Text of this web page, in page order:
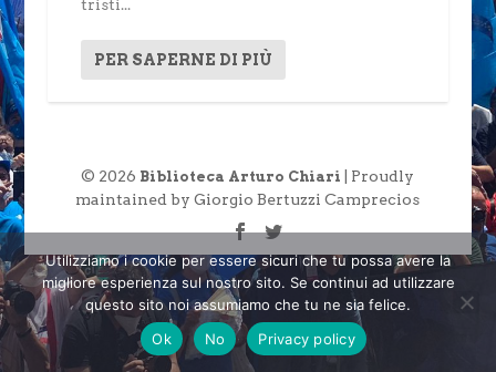
tristi...
PER SAPERNE DI PIÙ
© 2026 Biblioteca Arturo Chiari
| Proudly
maintained by Giorgio Bertuzzi Camprecios
Utilizziamo i cookie per essere sicuri che tu possa avere la
migliore esperienza sul nostro sito. Se continui ad utilizzare
questo sito noi assumiamo che tu ne sia felice.
Ok
No Privacy policy